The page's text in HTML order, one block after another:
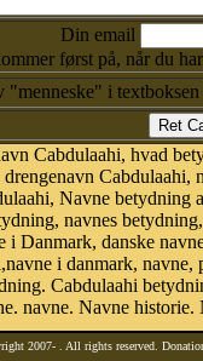
Din email
først på, når du
"menneske" i
Cabdulaahi, hvad
Navne
navnes
Danmark, danske
i danmark,
Cabdulaahi
navne. Navne
2007- . All rights reserved.